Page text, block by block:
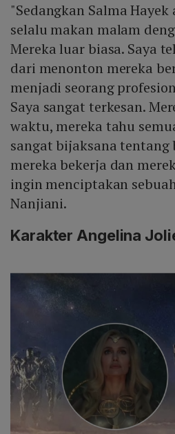
"Sedangkan Salma
selalu makan malam
Mereka luar biasa. Saya
dari menonton mereka
menjadi seorang
Saya sangat terkesan.
waktu, mereka tahu
sangat bijaksana tentang
mereka bekerja dan
ingin menciptakan
Nanjiani.
Karakter Angelina